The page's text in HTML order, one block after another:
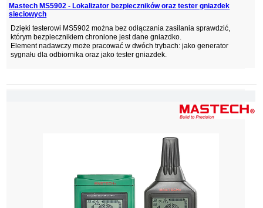
Mastech MS5902 - Lokalizator bezpieczników oraz tester gniazdek
sieciowych
Dzięki testerowi MS5902 można bez odłączania zasilania sprawdzić,
którym bezpiecznikiem chronione jest dane gniazdko.
Element nadawczy może pracować w dwóch trybach: jako generator
sygnału dla odbiornika oraz jako tester gniazdek.